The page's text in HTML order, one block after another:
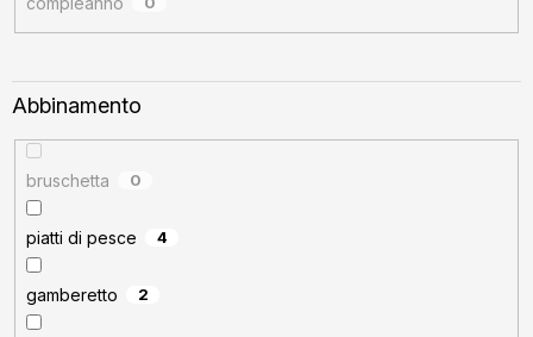
Abbinamento
bruschetta 0
piatti di pesce 4
gamberetto 2